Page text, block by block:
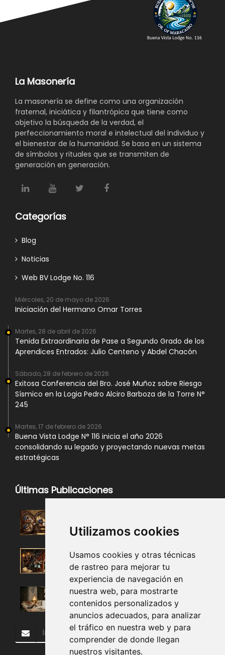
Utilizamos cookies
Usamos cookies y otras técnicas
de rastreo para mejorar tu
experiencia de navegación en
nuestra web, para mostrarte
contenidos personalizados y
anuncios adecuados, para analizar
el tráfico en nuestra web y para
comprender de donde llegan
nuestros visitantes.
La Masonería
La masonería se define como una organización
fraternal, iniciática y filantrópica que tiene como
objetivo la búsqueda de la verdad, el
perfeccionamiento moral e intelectual del individuo y
el bienestar de la humanidad. Se basa en un sistema
de símbolos y rituales que se transmiten de
generación en generación.
Categorías
Blog
Noticias
Web BV Lodge No. 116
Miércoles, 20 de mayo de 2026
Iniciación del Hermano Omar Torres
Martes, 28 de abril de 2026
Tenida Extraordinaria de Pase a Segundo Grado de los
Aprendices Entrados: Julio Centeno y Abdel Chacón
Sábado, 28 de febrero de 2026
Exitosa Conferencia del Bro. José Muñoz sobre Riesgo
Sísmico en la Logia Pedro Alciro Barboza de la Torre N°
245
Martes, 17 de febrero de 2026
Buena Vista Lodge N° 116 inicia el año 2026
consolidando su legado y proyectando nuevas metas
estratégicas
Últimas Publicaciones
Subscribir